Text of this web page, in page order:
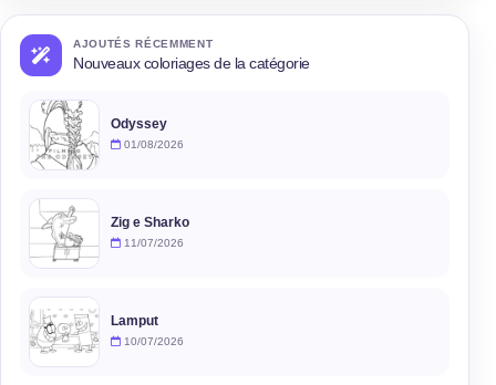
AJOUTÉS RÉCEMMENT
Nouveaux coloriages de la catégorie
Odyssey
01/08/2026
Zig e Sharko
11/07/2026
Lamput
10/07/2026